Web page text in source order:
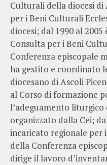
Culturali della diocesi di
per i Beni Culturali
diocesi; dal 1990 al
Consulta per i Beni
Conferenza episcopale
ha gestito e coordinato
diocesano di Ascoli
al Corso di formazione
l’adeguamento
organizzato dalla Cei;
incaricato regionale per
della Conferenza
dirige il lavoro